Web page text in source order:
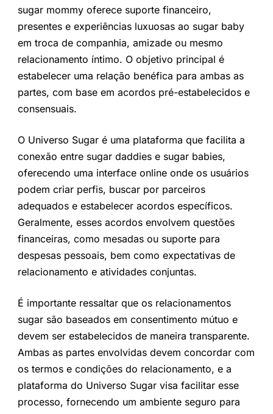
sugar mommy oferece suporte financeiro,
presentes e experiências luxuosas ao sugar baby
em troca de companhia, amizade ou mesmo
relacionamento íntimo. O objetivo principal é
estabelecer uma relação benéfica para ambas as
partes, com base em acordos pré-estabelecidos e
consensuais.
O Universo Sugar é uma plataforma que facilita a
conexão entre sugar daddies e sugar babies,
oferecendo uma interface online onde os usuários
podem criar perfis, buscar por parceiros
adequados e estabelecer acordos específicos.
Geralmente, esses acordos envolvem questões
financeiras, como mesadas ou suporte para
despesas pessoais, bem como expectativas de
relacionamento e atividades conjuntas.
É importante ressaltar que os relacionamentos
sugar são baseados em consentimento mútuo e
devem ser estabelecidos de maneira transparente.
Ambas as partes envolvidas devem concordar com
os termos e condições do relacionamento, e a
plataforma do Universo Sugar visa facilitar esse
processo, fornecendo um ambiente seguro para